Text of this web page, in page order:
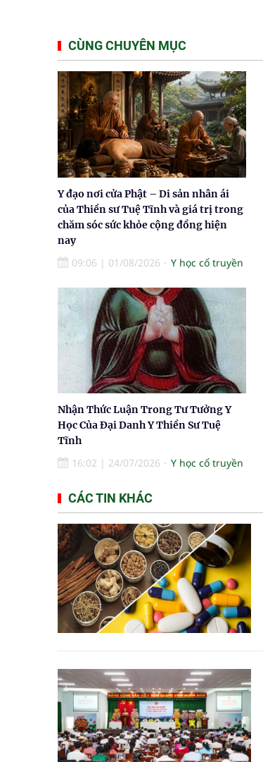
CÙNG CHUYÊN MỤC
Y đạo nơi cửa Phật – Di sản nhân ái
của Thiền sư Tuệ Tĩnh và giá trị trong
chăm sóc sức khỏe cộng đồng hiện
nay
09:06 | 01/08/2026 Y học cổ truyền
Nhận Thức Luận Trong Tư Tưởng Y
Học Của Đại Danh Y Thiền Sư Tuệ
Tĩnh
16:02 | 24/07/2026 Y học cổ truyền
CÁC TIN KHÁC